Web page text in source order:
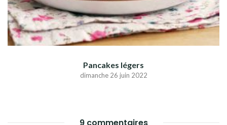
Pancakes légers
dimanche 26 juin 2022